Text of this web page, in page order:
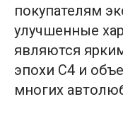
покупателям
улучшенные
являются
эпохи C4 и
многих